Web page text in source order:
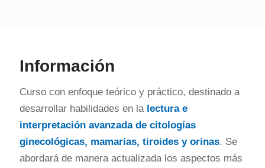
Información
Curso con enfoque teórico y práctico, destinado a
desarrollar habilidades en la lectura e
interpretación avanzada de citologías
ginecológicas, mamarias, tiroides y orinas. Se
abordará de manera actualizada los aspectos más